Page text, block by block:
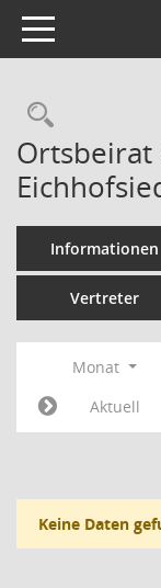
Toggle navigation
Ortsbeirat
Informationen
Vertreter
Monat
Aktuell
Keine Daten